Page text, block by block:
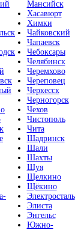
Мансийск
Хасавюрт
Химки
Чайковский
Чапаевск
Чебоксары
Челябинск
Черемхово
Череповец
Черкесск
Черногорск
Чехов
Чистополь
Чита
Шадринск
Шали
Шахты
Шуя
Щелкино
Щёкино
Электросталь
Элиста
Энгельс
Южно-